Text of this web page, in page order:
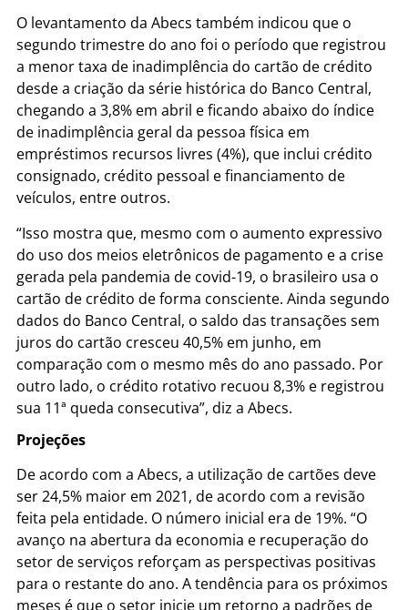
O levantamento da Abecs também indicou que o
segundo trimestre do ano foi o período que registrou
a menor taxa de inadimplência do cartão de crédito
desde a criação da série histórica do Banco Central,
chegando a 3,8% em abril e ficando abaixo do índice
de inadimplência geral da pessoa física em
empréstimos recursos livres (4%), que inclui crédito
consignado, crédito pessoal e financiamento de
veículos, entre outros.
“Isso mostra que, mesmo com o aumento expressivo
do uso dos meios eletrônicos de pagamento e a crise
gerada pela pandemia de covid-19, o brasileiro usa o
cartão de crédito de forma consciente. Ainda segundo
dados do Banco Central, o saldo das transações sem
juros do cartão cresceu 40,5% em junho, em
comparação com o mesmo mês do ano passado. Por
outro lado, o crédito rotativo recuou 8,3% e registrou
sua 11ª queda consecutiva”, diz a Abecs.
Projeções
De acordo com a Abecs, a utilização de cartões deve
ser 24,5% maior em 2021, de acordo com a revisão
feita pela entidade. O número inicial era de 19%. “O
avanço na abertura da economia e recuperação do
setor de serviços reforçam as perspectivas positivas
para o restante do ano. A tendência para os próximos
meses é que o setor inicie um retorno a padrões de